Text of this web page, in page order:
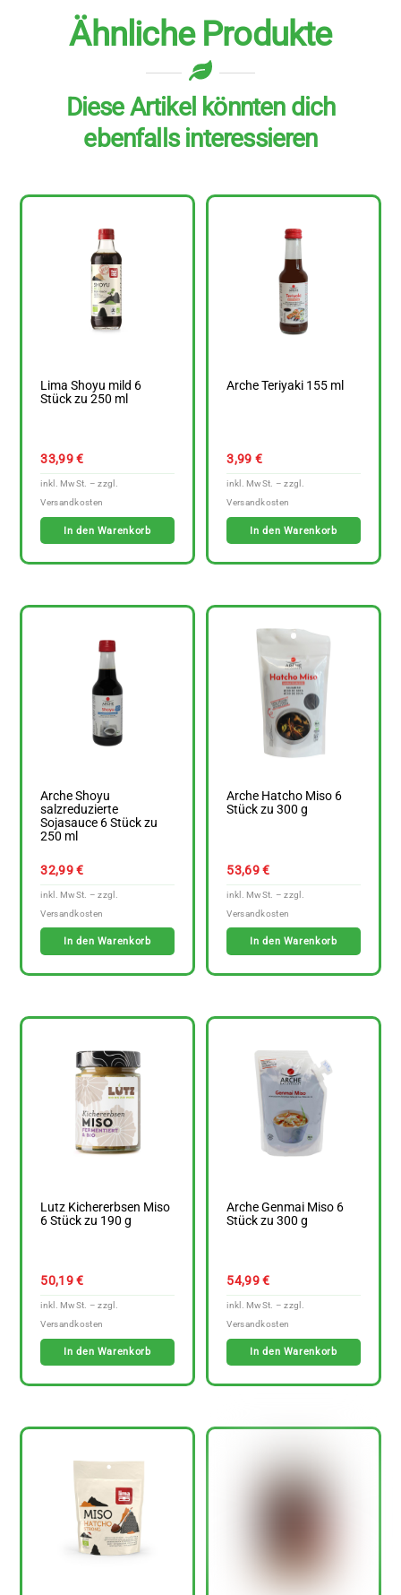
Ähnliche Produkte
Diese Artikel könnten dich
ebenfalls interessieren
Lima Shoyu mild 6
Stück zu 250 ml
33,99€
In den Warenkorb
Arche Teriyaki 155 ml
3,99 €
In den Warenkorb
Arche Shoyu
salzreduzierte
Sojasauce 6 Stück zu
250 ml
32,99€
In den Warenkorb
Arche Hatcho Miso 6
Stück zu 300 g
53,69€
In den Warenkorb
Lutz Kichererbsen Miso
6 Stück zu 190 g
50,19€
In den Warenkorb
Arche Genmai Miso 6
Stück zu 300 g
54,99€
In den Warenkorb